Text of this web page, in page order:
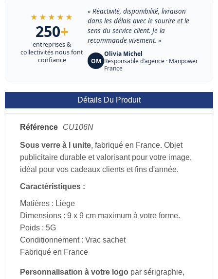
★★★★★
250+
entreprises &
collectivités nous font
confiance
« Réactivité, disponibilité, livraison
dans les délais avec le sourire et le
sens du service client. Je la
recommande vivement. »
OM
Olivia Michel
Responsable d’agence · Manpower
France
Détails Du Produit
Référence CU106N
Sous verre à l unite, fabriqué en France. Objet
publicitaire durable et valorisant pour votre image,
idéal pour vos cadeaux clients et fins d'année.
Caractéristiques :
Matières : Liège
Dimensions : 9 x 9 cm maximum à votre forme.
Poids : 5G
Conditionnement : Vrac sachet
Fabriqué en France
Personnalisation à votre logo par sérigraphie,